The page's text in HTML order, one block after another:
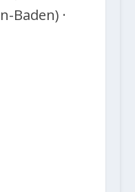
Baden) ·